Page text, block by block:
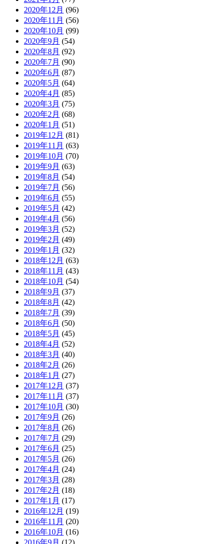
2020年12月 (96)
2020年11月 (56)
2020年10月 (99)
2020年9月 (54)
2020年8月 (92)
2020年7月 (90)
2020年6月 (87)
2020年5月 (64)
2020年4月 (85)
2020年3月 (75)
2020年2月 (68)
2020年1月 (51)
2019年12月 (81)
2019年11月 (63)
2019年10月 (70)
2019年9月 (63)
2019年8月 (54)
2019年7月 (56)
2019年6月 (55)
2019年5月 (42)
2019年4月 (56)
2019年3月 (52)
2019年2月 (49)
2019年1月 (32)
2018年12月 (63)
2018年11月 (43)
2018年10月 (54)
2018年9月 (37)
2018年8月 (42)
2018年7月 (39)
2018年6月 (50)
2018年5月 (45)
2018年4月 (52)
2018年3月 (40)
2018年2月 (26)
2018年1月 (27)
2017年12月 (37)
2017年11月 (37)
2017年10月 (30)
2017年9月 (26)
2017年8月 (26)
2017年7月 (29)
2017年6月 (25)
2017年5月 (26)
2017年4月 (24)
2017年3月 (28)
2017年2月 (18)
2017年1月 (17)
2016年12月 (19)
2016年11月 (20)
2016年10月 (16)